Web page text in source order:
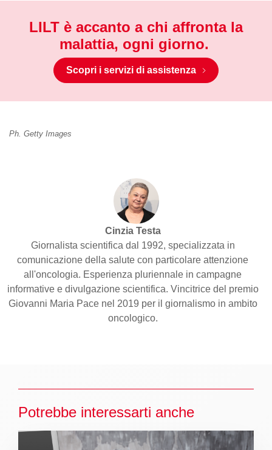
LILT è accanto a chi affronta la
malattia, ogni giorno.
Scopri i servizi di assistenza
Ph. Getty Images
Cinzia Testa
Giornalista scientifica dal 1992, specializzata in
comunicazione della salute con particolare attenzione
all'oncologia. Esperienza pluriennale in campagne
informative e divulgazione scientifica. Vincitrice del premio
Giovanni Maria Pace nel 2019 per il giornalismo in ambito
oncologico.
Potrebbe interessarti anche